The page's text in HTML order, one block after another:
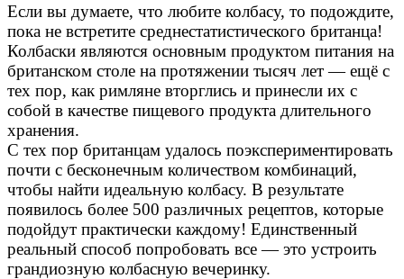
Если вы думаете, что любите колбасу, то подождите,
пока не встретите среднестатистического британца!
Колбаски являются основным продуктом питания на
британском столе на протяжении тысяч лет — ещё с
тех пор, как римляне вторглись и принесли их с
собой в качестве пищевого продукта длительного
хранения.
С тех пор британцам удалось поэкспериментировать
почти с бесконечным количеством комбинаций,
чтобы найти идеальную колбасу. В результате
появилось более 500 различных рецептов, которые
подойдут практически каждому! Единственный
реальный способ попробовать все — это устроить
грандиозную колбасную вечеринку.